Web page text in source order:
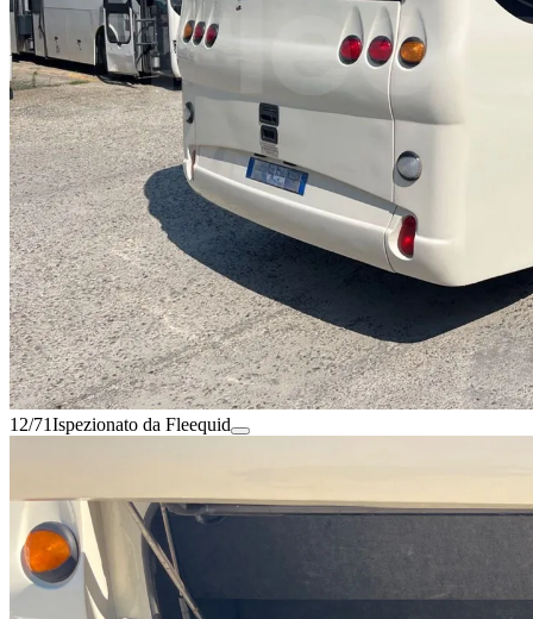
12/71Ispezionato da Fleequid